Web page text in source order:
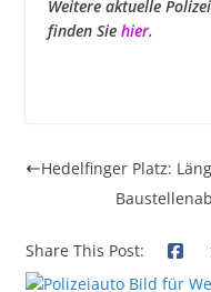
Weitere aktuelle
finden Sie hier.
Hedelfinger Platz:
Share This Post: